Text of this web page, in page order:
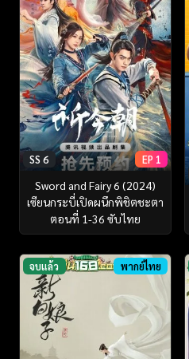
SS 6 EP 1
Sword and Fairy 6 (2024)
เซียนกระบี่เปิดผนึกพิชิตชะตา
ตอนที่ 1-36 ซับไทย
จบแล้ว พากย์ไทย